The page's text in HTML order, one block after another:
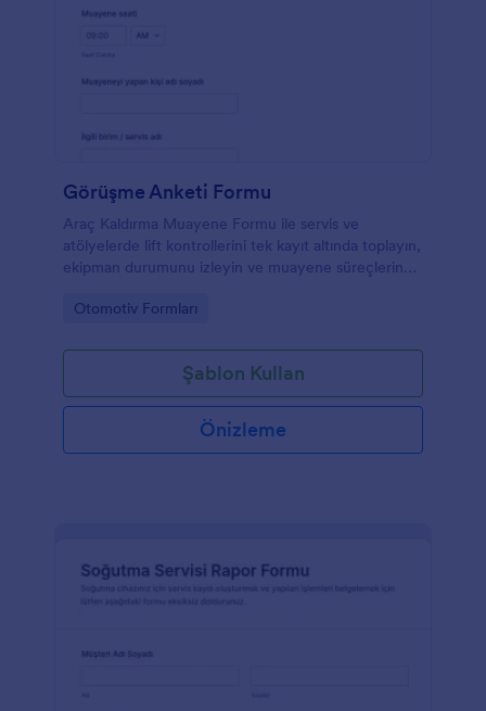
Görüşme Anketi Formu
Araç Kaldırma Muayene Formu ile servis ve
atölyelerde lift kontrollerini tek kayıt altında toplayın,
ekipman durumunu izleyin ve muayene süreçlerinde
Go to Category:
Otomotiv Formları
Şablon Kullan
Önizleme